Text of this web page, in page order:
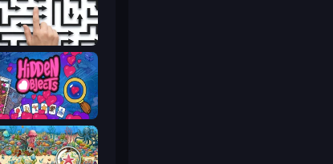
Arrow Escape: Puzzle
Hidden Objects